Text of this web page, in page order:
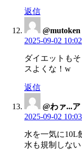
返信
@mutoken
2025-09-02 10:02
ダイエットも
スよくな！w
返信
@わァ...ア
2025-09-02 10:03
水を一気に10L
水も規制しな